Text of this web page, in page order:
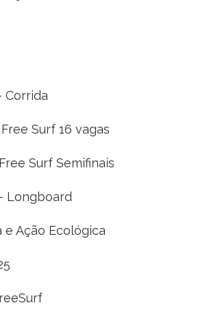
Corrida
Surf 16 vagas
Surf Semifinais
Longboard
e Ação Ecológica